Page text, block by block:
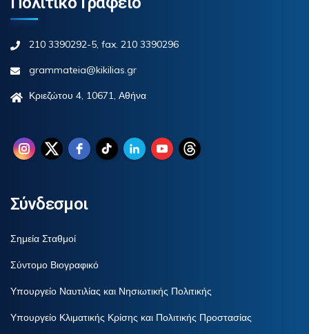
210 3390292-5, fax. 210 3390296
grammateia@kikilias.gr
Κριεζώτου 4, 10671, Αθήνα
Σύνδεσμοι
Σημεία Σταθμοί
Σύντομο Βιογραφικό
Υπουργείο Ναυτιλίας και Νησιωτικής Πολιτικής
Υπουργείο Κλιματικής Κρίσης και Πολιτικής Προστασίας